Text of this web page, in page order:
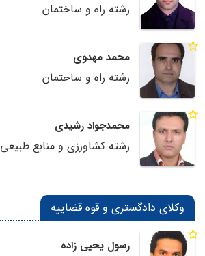
رشته راه و ساختمان
محمد مهدوی
رشته راه و ساختمان
محمدجواد رشیدی
رشته کشاورزی و منابع طبیعی
وکلای دادگستری و قوه قضاییه
رسول یحیی زاده